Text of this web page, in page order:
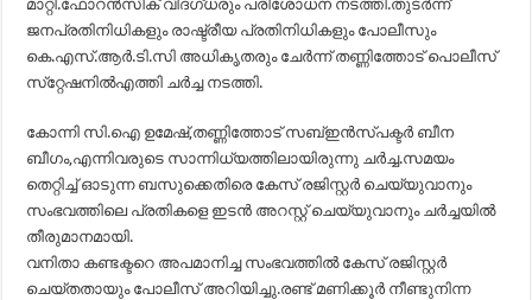
മാറ്റി.ഫോറന്‍സിക് വിദഗ്ധരും പരിശോധന നടത്തി.തുടര്‍ന്ന്
ജനപ്രതിനിധികളും രാഷ്ട്രീയ പ്രതിനിധികളും പോലീസും
കെ.എസ്.ആര്‍.ടി.സി അധികൃതരും ചേര്‍ന്ന് തണ്ണിത്തോട് പൊലീസ്
സ്‌റ്റേഷനില്‍എത്തി ചര്‍ച്ച നടത്തി.
കോന്നി സി.ഐ ഉമേഷ്,തണ്ണിത്തോട് സബ്ഇന്‍സ്പക്ടര്‍ ബീന
ബീഗം,എന്നിവരുടെ സാന്നിധ്യത്തിലായിരുന്നു ചര്‍ച്ച.സമയം
തെറ്റിച്ച് ഓടുന്ന ബസുക്കെതിരെ കേസ് രജിസ്റ്റര്‍ ചെയ്യുവാനും
സംഭവത്തിലെ പ്രതികളെ ഇടന്‍ അറസ്റ്റ് ചെയ്യുവാനും ചര്‍ച്ചയില്‍
തീരുമാനമായി.
വനിതാ കണ്ടക്ടറെ അപമാനിച്ച സംഭവത്തില്‍ കേസ് രജിസ്റ്റര്‍
ചെയ്തതായും പോലീസ് അറിയിച്ചു.രണ്ട് മണിക്കൂര്‍ നീണ്ടുനിന്ന